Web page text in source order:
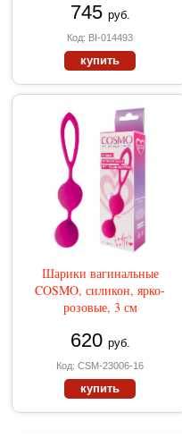
745 руб.
Код: BI-014493
купить
Шарики вагинальные
COSMO, силикон, ярко-
розовые, 3 см
620 руб.
Код: CSM-23006-16
купить